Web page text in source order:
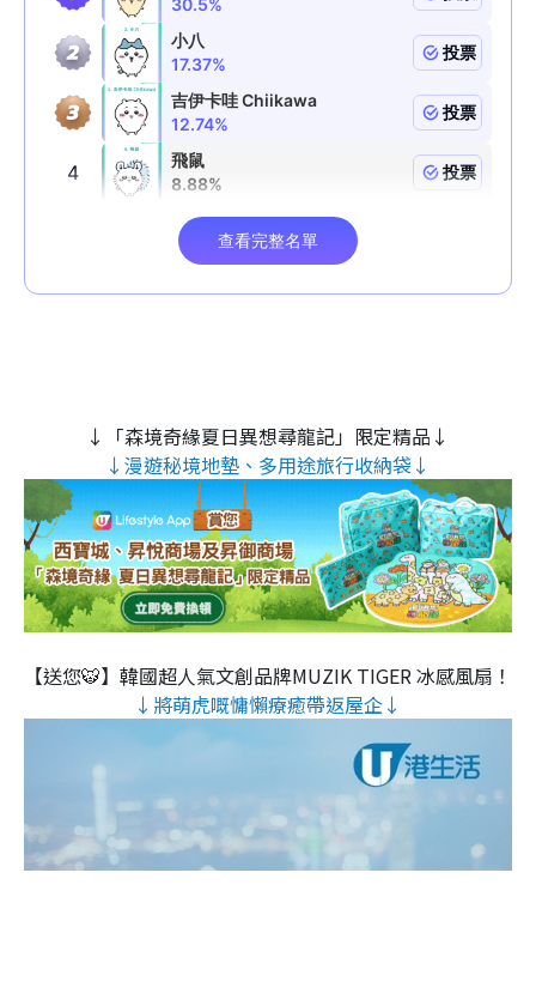
↓「森境奇緣夏日異想尋龍記」限定精品↓
↓漫遊秘境地墊、多用途旅行收納袋↓
【送您🐯】韓國超人氣文創品牌MUZIK TIGER 冰感風扇！
↓將萌虎嘅慵懶療癒帶返屋企↓